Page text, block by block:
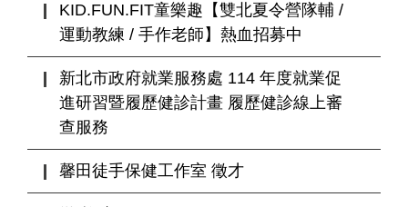
KID.FUN.FIT童樂趣【雙北夏令營隊輔 /
運動教練 / 手作老師】熱血招募中
新北市政府就業服務處 114 年度就業促
進研習暨履歷健診計畫 履歷健診線上審
查服務
馨田徒手保健工作室 徵才